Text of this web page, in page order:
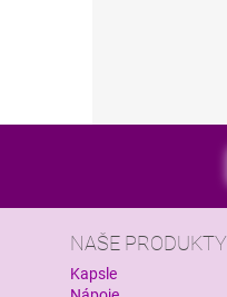
NAŠE PRODUKTY
Kapsle